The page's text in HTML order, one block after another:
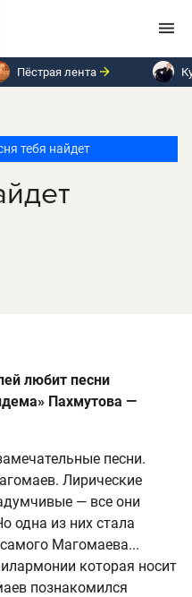
Пёстрая лента
тебя найдет
любит песни
Пахмутова —
песни.
Лирические
— все они
одна из них стала
Магомаева...
которая носит
познакомился